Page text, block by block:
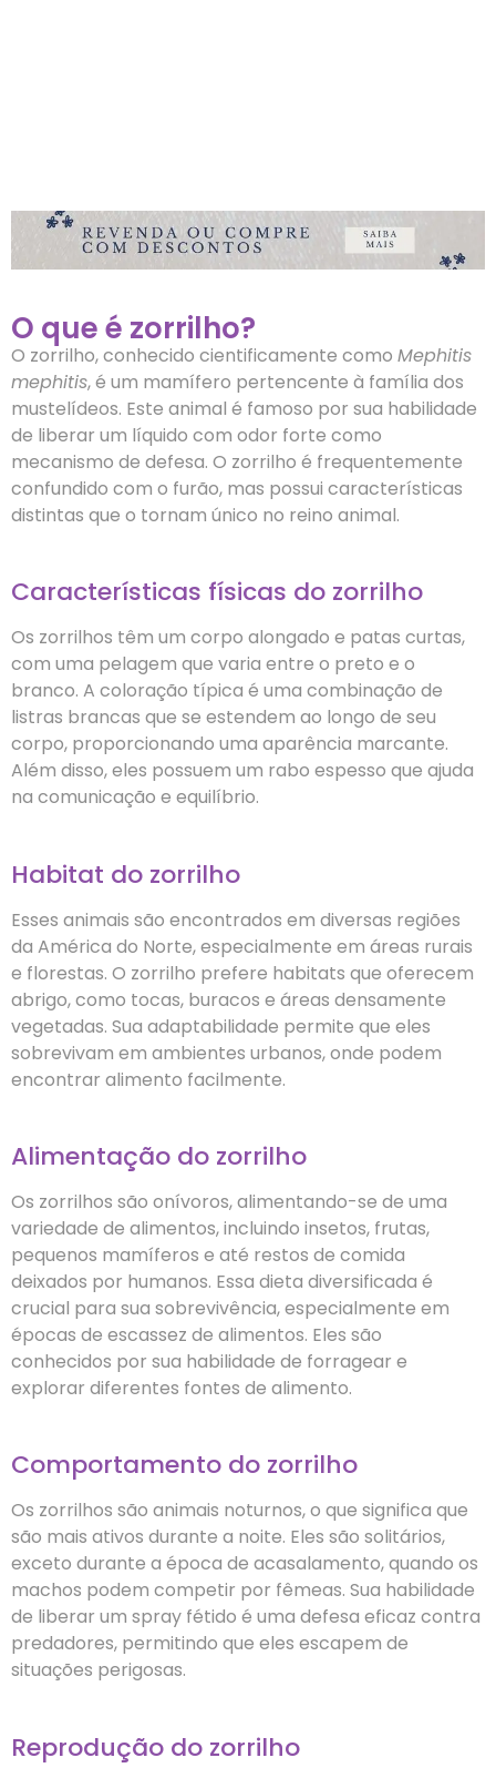
O que é zorrilho?
O zorrilho, conhecido cientificamente como Mephitis
mephitis, é um mamífero pertencente à família dos
mustelídeos. Este animal é famoso por sua habilidade
de liberar um líquido com odor forte como
mecanismo de defesa. O zorrilho é frequentemente
confundido com o furão, mas possui características
distintas que o tornam único no reino animal.
Características físicas do zorrilho
Os zorrilhos têm um corpo alongado e patas curtas,
com uma pelagem que varia entre o preto e o
branco. A coloração típica é uma combinação de
listras brancas que se estendem ao longo de seu
corpo, proporcionando uma aparência marcante.
Além disso, eles possuem um rabo espesso que ajuda
na comunicação e equilíbrio.
Habitat do zorrilho
Esses animais são encontrados em diversas regiões
da América do Norte, especialmente em áreas rurais
e florestas. O zorrilho prefere habitats que oferecem
abrigo, como tocas, buracos e áreas densamente
vegetadas. Sua adaptabilidade permite que eles
sobrevivam em ambientes urbanos, onde podem
encontrar alimento facilmente.
Alimentação do zorrilho
Os zorrilhos são onívoros, alimentando-se de uma
variedade de alimentos, incluindo insetos, frutas,
pequenos mamíferos e até restos de comida
deixados por humanos. Essa dieta diversificada é
crucial para sua sobrevivência, especialmente em
épocas de escassez de alimentos. Eles são
conhecidos por sua habilidade de forragear e
explorar diferentes fontes de alimento.
Comportamento do zorrilho
Os zorrilhos são animais noturnos, o que significa que
são mais ativos durante a noite. Eles são solitários,
exceto durante a época de acasalamento, quando os
machos podem competir por fêmeas. Sua habilidade
de liberar um spray fétido é uma defesa eficaz contra
predadores, permitindo que eles escapem de
situações perigosas.
Reprodução do zorrilho